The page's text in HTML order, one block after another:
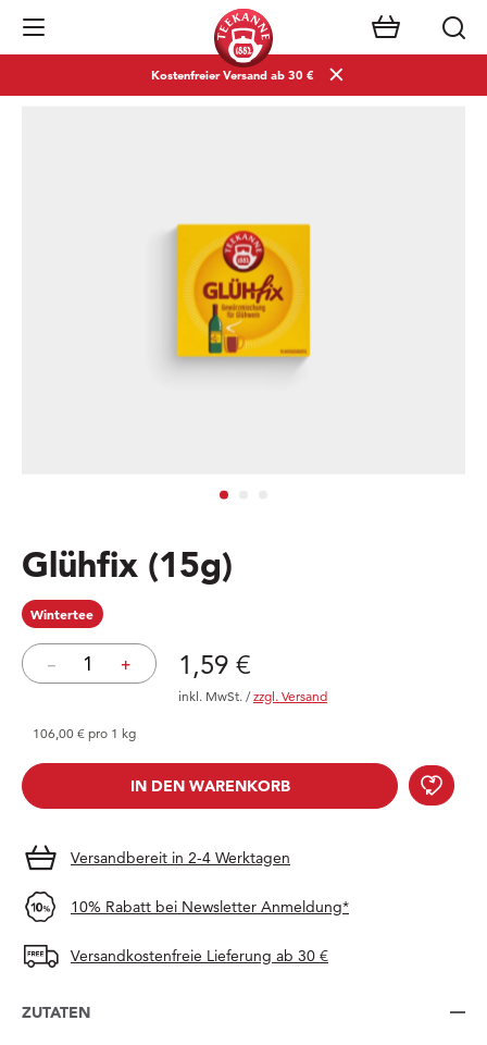
Navigation öffnen
Kostenfreier Versand ab 30 €
Glühfix (15g)
Wintertee
– + Preis: 1,59 €
1,59 €
inkl. MwSt. /zzgl. Versand
106,00 € pro 1 kg
IN DEN WARENKORB
Versandbereit in 2-4 Werktagen
10% Rabatt bei Newsletter Anmeldung*
Versandkostenfreie Lieferung ab 30 €
ZUTATEN